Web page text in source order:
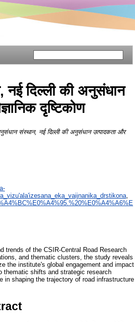
दिल्ली की अनुसंधान
दृष्टिकोण
संस्थान, नई दिल्ली की अनुसंधान उत्पादकता और
trends of the CSIR-Central Road Research
and thematic clusters, the study reveals
the institute's global engagement and impact
thematic shifts and strategic research
in shaping the trajectory of road infrastructure